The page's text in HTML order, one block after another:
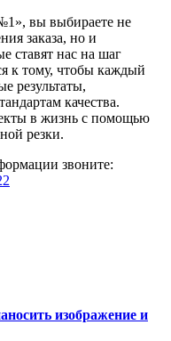
вы выбираете не
заказа, но и
ставят нас на шаг
к тому, чтобы каждый
результаты,
качества.
в жизнь с помощью
резки.
звоните:
изображение и